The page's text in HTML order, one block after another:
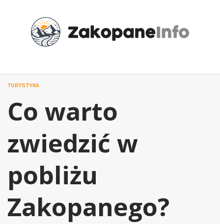
TURYSTYKA
Co warto
zwiedzić w
pobliżu
Zakopanego?